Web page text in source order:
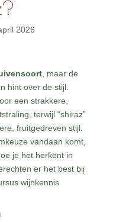
2026
, maar de
hint over de stijl.
een strakkere,
terwijl “shiraz”
fruitgedreven stijl.
vandaan komt,
je het herkent in
er het best bij
wijnkennis